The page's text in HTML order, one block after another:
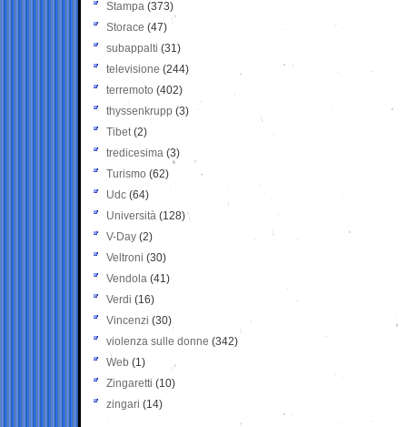
Stampa (373)
Storace (47)
subappalti (31)
televisione(244)
terremoto (402)
thyssenkrupp (3)
Tibet(2)
tredicesima (3)
Turismo (62)
Udc (64)
Università (128)
V-Day (2)
Veltroni (30)
Vendola (41)
Verdi (16)
Vincenzi (30)
violenza sulle donne (342)
Web (1)
Zingaretti (10)
zingari (14)